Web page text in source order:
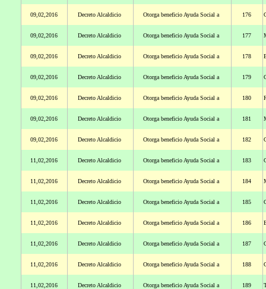
09,02,2016 Decreto Alcaldicio Otorga beneficio Ayuda Social a 176
09,02,2016 Decreto Alcaldicio Otorga beneficio Ayuda Social a 177
09,02,2016 Decreto Alcaldicio Otorga beneficio Ayuda Social a 178
09,02,2016 Decreto Alcaldicio Otorga beneficio Ayuda Social a 179
09,02,2016 Decreto Alcaldicio Otorga beneficio Ayuda Social a 180
09,02,2016 Decreto Alcaldicio Otorga beneficio Ayuda Social a 181
09,02,2016 Decreto Alcaldicio Otorga beneficio Ayuda Social a 182
11,02,2016 Decreto Alcaldicio Otorga beneficio Ayuda Social a 183
11,02,2016 Decreto Alcaldicio Otorga beneficio Ayuda Social a 184
11,02,2016 Decreto Alcaldicio Otorga beneficio Ayuda Social a 185
11,02,2016 Decreto Alcaldicio Otorga beneficio Ayuda Social a 186
11,02,2016 Decreto Alcaldicio Otorga beneficio Ayuda Social a 187
11,02,2016 Decreto Alcaldicio Otorga beneficio Ayuda Social a 188
11,02,2016 Decreto Alcaldicio Otorga beneficio Ayuda Social a 189